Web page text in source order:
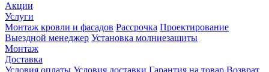
Акции
Услуги
Монтаж кровли и фасадов Рассрочка Проектирование
Выездной менеджер Установка молниезащиты
Монтаж
Доставка
Условия оплаты Условия доставки Гарантия на товар Возврат